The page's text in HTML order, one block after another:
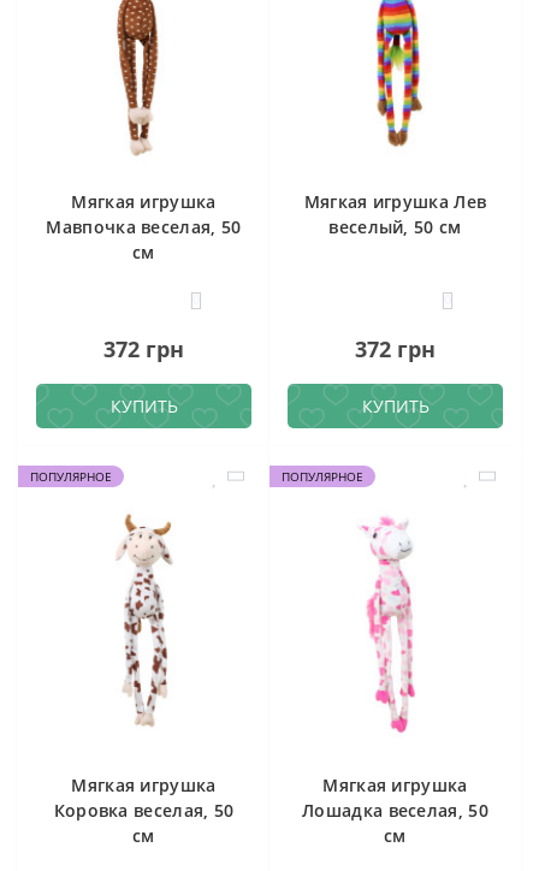
Мягкая игрушка
Мавпочка веселая, 50
см
0
372 грн
КУПИТЬ
Мягкая игрушка Лев
веселый, 50 см
0
372 грн
КУПИТЬ
ПОПУЛЯРНОЕ
Мягкая игрушка
Коровка веселая, 50
см
ПОПУЛЯРНОЕ
Мягкая игрушка
Лошадка веселая, 50
см